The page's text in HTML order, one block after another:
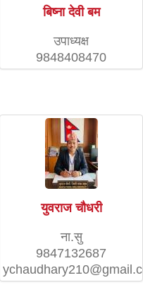
बिष्ना देवी बम
उपाध्यक्ष
9848408470
युवराज चौधरी
ना.सु
9847132687